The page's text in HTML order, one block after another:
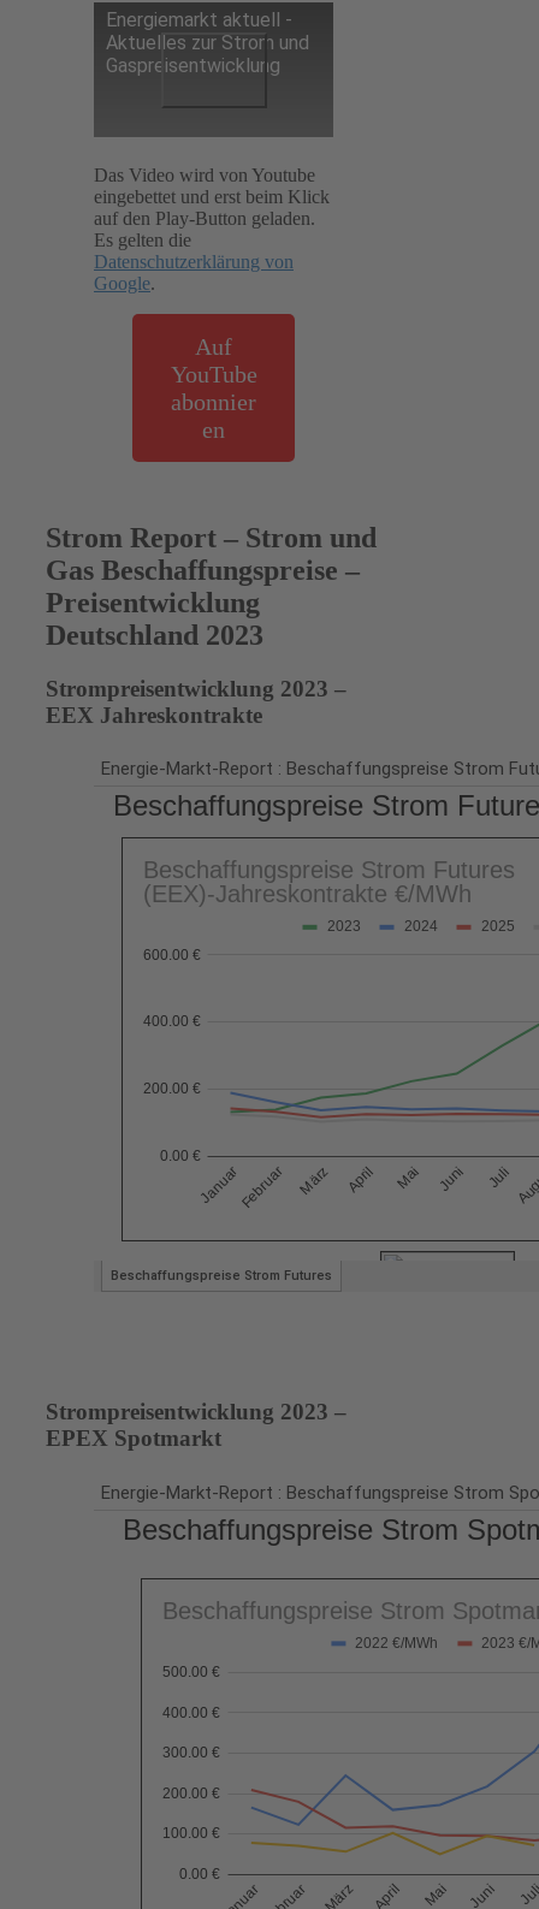
Energiemarkt aktuell -
Aktuelles zur Strom und
Gaspreisentwicklung
Das Video wird von Youtube
eingebettet und erst beim Klick
auf den Play-Button geladen.
Es gelten die
Datenschutzerklärung von
Google.
Auf
YouTube
abonnier
en
Strom Report – Strom und
Gas Beschaffungspreise –
Preisentwicklung
Deutschland 2023
Strompreisentwicklung 2023 –
EEX Jahreskontrakte
Strompreisentwicklung 2023 –
EPEX Spotmarkt